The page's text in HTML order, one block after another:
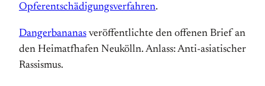
Opferentschädigungsverfahren.
Dangerbananas veröffentlichte den offenen Brief an
den Heimatfhafen Neukölln. Anlass: Anti-asiatischer
Rassismus.